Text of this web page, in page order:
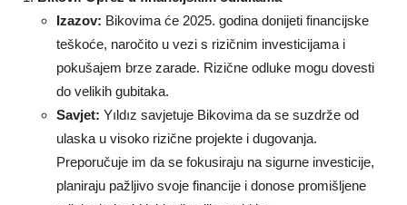
Izazov: Bikovima će 2025. godina donijeti financijske
teškoće, naročito u vezi s rizičnim investicijama i
pokušajem brze zarade. Rizične odluke mogu dovesti
do velikih gubitaka.
Savjet: Yıldız savjetuje Bikovima da se suzdrže od
ulaska u visoko rizične projekte i dugovanja.
Preporučuje im da se fokusiraju na sigurne investicije,
planiraju pažljivo svoje financije i donose promišljene